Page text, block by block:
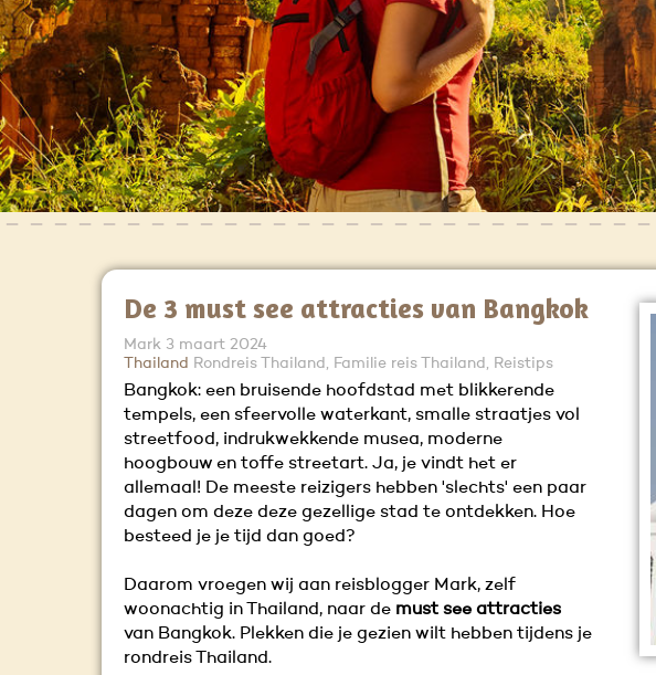
De 3 must see attracties van Bangkok
Mark 3 maart 2024
Thailand Rondreis Thailand, Familie reis Thailand, Reistips
Bangkok: een bruisende hoofdstad met blikkerende
tempels, een sfeervolle waterkant, smalle straatjes vol
streetfood, indrukwekkende musea, moderne
hoogbouw en toffe streetart. Ja, je vindt het er
allemaal! De meeste reizigers hebben 'slechts' een paar
dagen om deze deze gezellige stad te ontdekken. Hoe
besteed je je tijd dan goed?
Daarom vroegen wij aan reisblogger Mark, zelf
woonachtig in Thailand, naar de must see attracties
van Bangkok. Plekken die je gezien wilt hebben tijdens je
rondreis Thailand.